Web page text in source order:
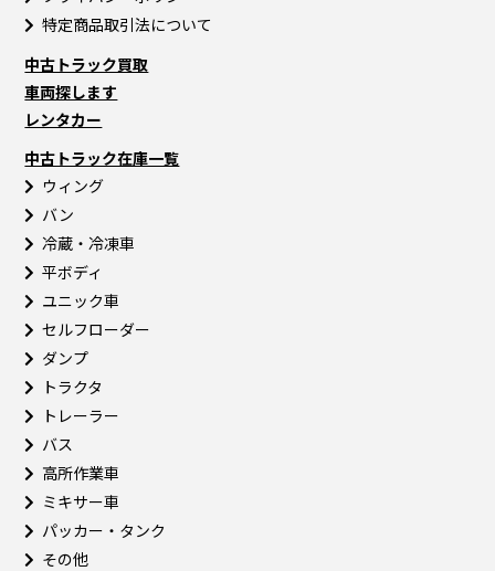
特定商品取引法について
中古トラック買取
車両探します
レンタカー
中古トラック在庫一覧
ウィング
バン
冷蔵・冷凍車
平ボディ
ユニック車
セルフローダー
ダンプ
トラクタ
トレーラー
バス
高所作業車
ミキサー車
パッカー・タンク
その他